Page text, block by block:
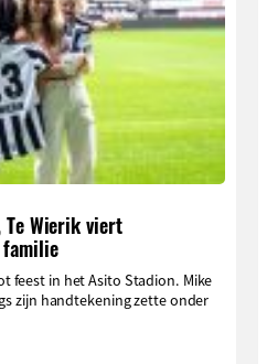
Te Wierik viert
feest in het Asito Stadion. Mike
zijn handtekening zette onder